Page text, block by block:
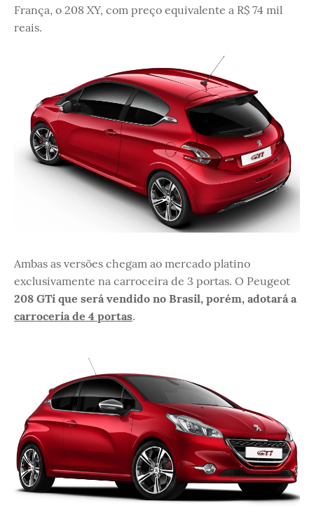
França, o 208 XY, com preço equivalente a R$ 74 mil
reais.
Ambas as versões chegam ao mercado platino
exclusivamente na carroceira de 3 portas. O Peugeot
208 GTi que será vendido no Brasil, porém, adotará a
carroceria de 4 portas.